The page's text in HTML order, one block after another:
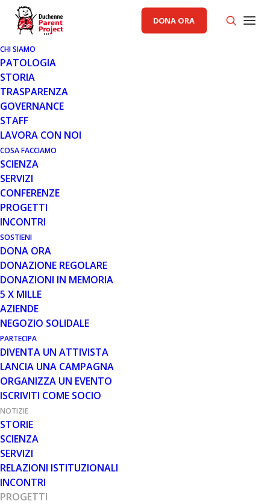
DONA ORA
CHI SIAMO
PATOLOGIA
STORIA
TRASPARENZA
GOVERNANCE
STAFF
LAVORA CON NOI
COSA FACCIAMO
SCIENZA
SERVIZI
CONFERENZE
PROGETTI
INCONTRI
SOSTIENI
DONA ORA
DONAZIONE REGOLARE
DONAZIONI IN MEMORIA
5 X MILLE
AZIENDE
NEGOZIO SOLIDALE
PARTECIPA
DIVENTA UN ATTIVISTA
LANCIA UNA CAMPAGNA
ORGANIZZA UN EVENTO
ISCRIVITI COME SOCIO
NOTIZIE
STORIE
SCIENZA
SERVIZI
RELAZIONI ISTITUZIONALI
INCONTRI
PROGETTI
SERVIZI
4 DIC 2024
PROGETTO TELERIABILITAZIONE:
IL CALENDARIO DI DICEMBRE
Prosegue il progetto dedicato alla fisioterapia online.
Tramite il progetto è possibile usufruire di consulti
fisioterapici a distanza a supporto…
PROGETTI